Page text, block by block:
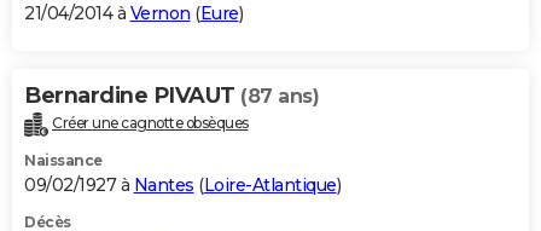
21/04/2014 à Vernon (Eure)
Bernardine PIVAUT (87 ans)
Créer une cagnotte obsèques
Naissance
09/02/1927 à Nantes (Loire-Atlantique)
Décès